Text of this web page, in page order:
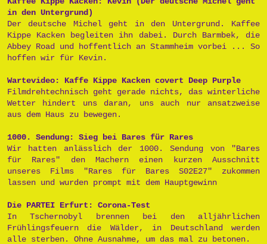
in den Untergrund)
Der deutsche Michel geht in den Untergrund. Kaffee
Kippe Kacken begleiten ihn dabei. Durch Barmbek, die
Abbey Road und hoffentlich an Stammheim vorbei ... So
hoffen wir für Kevin.
Wartevideo: Kaffe Kippe Kacken covert Deep Purple
Filmdrehtechnisch geht gerade nichts, das winterliche
Wetter hindert uns daran, uns auch nur ansatzweise
aus dem Haus zu bewegen.
1000. Sendung: Sieg bei Bares für Rares
Wir hatten anlässlich der 1000. Sendung von "Bares
für Rares" den Machern einen kurzen Ausschnitt
unseres Films "Rares für Bares S02E27" zukommen
lassen und wurden prompt mit dem Hauptgewinn
Die PARTEI Erfurt: Corona-Test
In Tschernobyl brennen bei den alljährlichen
Frühlingsfeuern die Wälder, in Deutschland werden
alle sterben. Ohne Ausnahme, um das mal zu betonen.